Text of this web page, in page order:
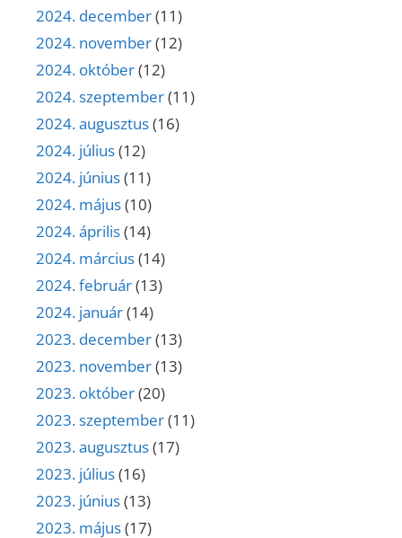
2024. december(11)
2024. november(12)
2024. október(12)
2024. szeptember(11)
2024. augusztus(16)
2024. július(12)
2024. június(11)
2024. május(10)
2024. április(14)
2024. március(14)
2024. február(13)
2024. január(14)
2023. december(13)
2023. november(13)
2023. október(20)
2023. szeptember(11)
2023. augusztus(17)
2023. július(16)
2023. június(13)
2023. május(17)